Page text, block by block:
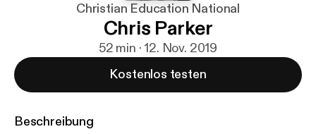
Christian Education National
Chris Parker
52 min · 12. Nov. 2019
Kostenlos testen
Beschreibung